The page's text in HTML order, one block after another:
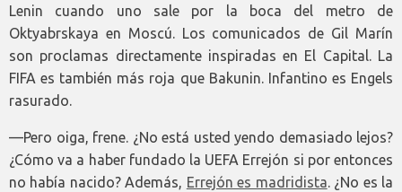
Lenin cuando uno sale por la boca del metro de
Oktyabrskaya en Moscú. Los comunicados de Gil Marín
son proclamas directamente inspiradas en El Capital. La
FIFA es también más roja que Bakunin. Infantino es Engels
rasurado.
—Pero oiga, frene. ¿No está usted yendo demasiado lejos?
¿Cómo va a haber fundado la UEFA Errejón si por entonces
no había nacido? Además, Errejón es madridista. ¿No es la